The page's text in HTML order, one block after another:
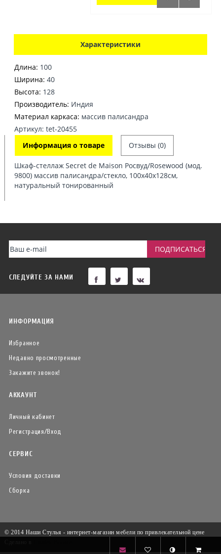
Характеристики
Длина: 100
Ширина: 40
Высота: 128
Производитель: Индия
Материал каркаса: массив палисандра
Артикул: tet-20455
Информация о товаре
Отзывы (0)
Шкаф-стеллаж Secret de Maison Росвуд/Rosewood (мод.
9800) массив палисандра/стекло, 100х40х128см,
натуральный тонированный
СЛЕДУЙТЕ ЗА НАМИ
ИНФОРМАЦИЯ
Избранное
Недавно просмотренные
Закажите звонок!
АККАУНТ
Личный кабинет
Регистрация/Вход
СЕРВИС
Условия доставки
Сборка
© 2014 Наши Стулья - интернет-магазин мебели по привлекательной цене